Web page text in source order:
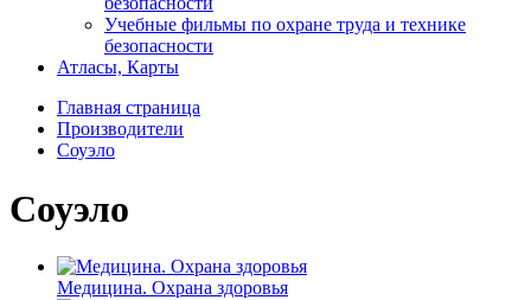
Учебные фильмы по охране труда и технике
безопасности
Атласы, Карты
Главная страница
Производители
Соуэло
Соуэло
Медицина. Охрана здоровья